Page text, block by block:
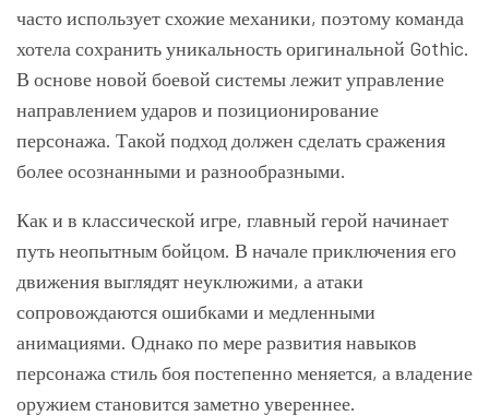
часто использует схожие механики, поэтому команда
хотела сохранить уникальность оригинальной Gothic.
В основе новой боевой системы лежит управление
направлением ударов и позиционирование
персонажа. Такой подход должен сделать сражения
более осознанными и разнообразными.
Как и в классической игре, главный герой начинает
путь неопытным бойцом. В начале приключения его
движения выглядят неуклюжими, а атаки
сопровождаются ошибками и медленными
анимациями. Однако по мере развития навыков
персонажа стиль боя постепенно меняется, а владение
оружием становится заметно увереннее.